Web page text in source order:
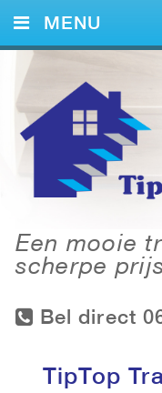
Een mooie
scherpe
Bel direct
MENU
HOME
DIENSTEN
VOORBEELDEN
CONTACT
TipTop